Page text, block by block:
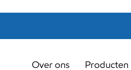
Over ons Producten